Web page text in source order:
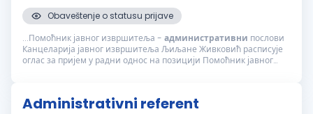
Obaveštenje o statusu prijave
...Помоћник јавног извршитеља - административни послови
Канцеларија јавног извршитеља Љиљане Живковић расписује
оглас за пријем у радни однос на позицији Помоћник јавног
Administrativni referent